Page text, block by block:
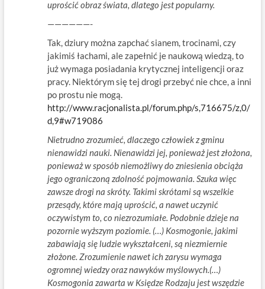
uprościć obraz świata, dlatego jest popularny.
——————-
Tak, dziury można zapchać sianem, trocinami, czy
jakimiś łachami, ale zapełnić je naukową wiedzą, to
już wymaga posiadania krytycznej inteligencji oraz
pracy. Niektórym się tej drogi przebyć nie chce, a inni
po prostu nie mogą.
http://www.racjonalista.pl/forum.php/s,716675/z,0/
d,9#w719086
Nietrudno zrozumieć, dlaczego człowiek z gminu
nienawidzi nauki. Nienawidzi jej, ponieważ jest złożona,
ponieważ w sposób niemożliwy do zniesienia obciąża
jego ograniczoną zdolność pojmowania. Szuka więc
zawsze drogi na skróty. Takimi skrótami są wszelkie
przesądy, które mają uprościć, a nawet uczynić
oczywistym to, co niezrozumiałe. Podobnie dzieje na
pozornie wyższym poziomie. (…) Kosmogonie, jakimi
zabawiają się ludzie wykształceni, są niezmiernie
złożone. Zrozumienie nawet ich zarysu wymaga
ogromnej wiedzy oraz nawyków myślowych.(…)
Kosmogonia zawarta w Księdze Rodzaju jest wszędzie